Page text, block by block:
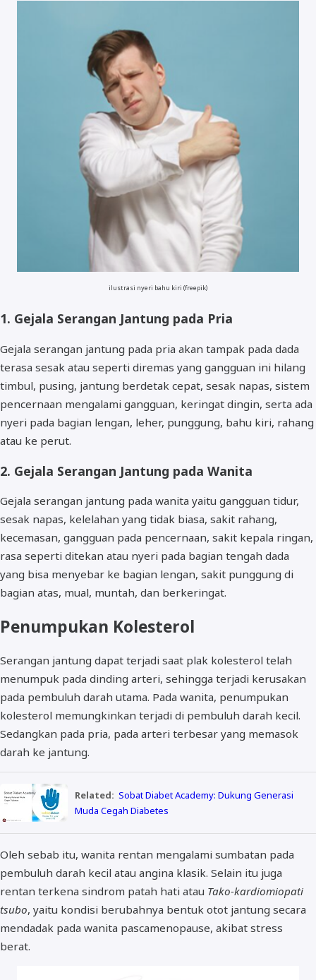
ilustrasi nyeri bahu kiri (freepik)
1. Gejala Serangan Jantung pada Pria
Gejala serangan jantung pada pria akan tampak pada dada
terasa sesak atau seperti diremas yang gangguan ini hilang
timbul, pusing, jantung berdetak cepat, sesak napas, sistem
pencernaan mengalami gangguan, keringat dingin, serta ada
nyeri pada bagian lengan, leher, punggung, bahu kiri, rahang
atau ke perut.
2. Gejala Serangan Jantung pada Wanita
Gejala serangan jantung pada wanita yaitu gangguan tidur,
sesak napas, kelelahan yang tidak biasa, sakit rahang,
kecemasan, gangguan pada pencernaan, sakit kepala ringan,
rasa seperti ditekan atau nyeri pada bagian tengah dada
yang bisa menyebar ke bagian lengan, sakit punggung di
bagian atas, mual, muntah, dan berkeringat.
Penumpukan Kolesterol
Serangan jantung dapat terjadi saat plak kolesterol telah
menumpuk pada dinding arteri, sehingga terjadi kerusakan
pada pembuluh darah utama. Pada wanita, penumpukan
kolesterol memungkinkan terjadi di pembuluh darah kecil.
Sedangkan pada pria, pada arteri terbesar yang memasok
darah ke jantung.
Related: Sobat Diabet Academy: Dukung Generasi
Muda Cegah Diabetes
Oleh sebab itu, wanita rentan mengalami sumbatan pada
pembuluh darah kecil atau angina klasik. Selain itu juga
rentan terkena sindrom patah hati atau Tako-kardiomiopati
tsubo, yaitu kondisi berubahnya bentuk otot jantung secara
mendadak pada wanita pascamenopause, akibat stress
berat.